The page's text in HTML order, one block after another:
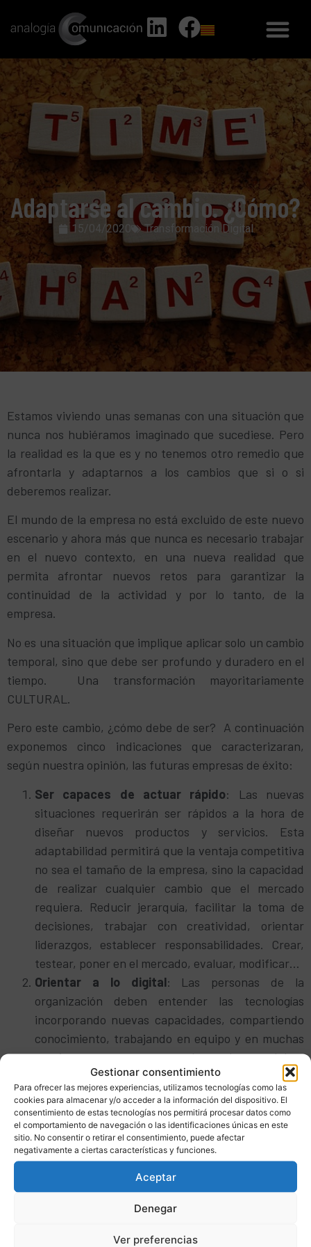
Gestionar consentimiento
Para ofrecer las mejores experiencias, utilizamos tecnologías como las
cookies para almacenar y/o acceder a la información del dispositivo. El
consentimiento de estas tecnologías nos permitirá procesar datos como
el comportamiento de navegación o las identificaciones únicas en este
sitio. No consentir o retirar el consentimiento, puede afectar
negativamente a ciertas características y funciones.
Aceptar
Denegar
Ver preferencias
Adaptarse al cambio. ¿Cómo?
15/04/2020 Transformación Digital
Estamos viviendo unas semanas con una situación que
nunca nos hubiéramos imaginado que sucediese. Pero
la realidad es la que es y no tenemos otro remedio que
afrontarla y adaptarnos a los cambios que si o si
deberemos realizar.
El mundo de la empresa no está excluido de este nuevo
escenario y ahora más que nunca es necesario trabajar
en el nuevo contexto, en una nueva realidad que
permita afrontar nuevos retos para garantizar la
continuidad de la actividad y por lo tanto, de la
empresa.
No es una situación que implique aplicar solo un cambio
temporal, sino que debe ser profundo y duradero en el
tiempo. Una transformación mayoritariamente
CULTURAL.
Pero este cambio, ¿cómo debe de ser? A continuación
exponemos cinco indicaciones que caracterizaran,
según nuestra opinión, las futuras empresas de éxito:
Ser capaces de actuar rápido: Las nuevas
situaciones requerirán ser rápidos a la hora de
diseñar nuevos productos y servicios. Esta
adaptabilidad permitirá que la ventaja competitiva
no sea el tamaño de la empresa, sino la capacidad
de realizar cualquier cambio que el mercado
requiera. Reducir jerarquía, facilitar la toma de
decisiones, trabajar con creatividad, orientar
liderazgos, establecer responsabilidades. Crear,
testear, poner en el mercado, evaluar, modificar…
Orientar a lo digital: Las personas de la
organización deben entender las tecnologías
incorporando nuevas capacidades, compartiendo
conocimiento, trabajando en equipo y en muchas
ocasiones, en remoto. Los datos deben
convertirse en un aliado para aumentar la
productividad. Hay que estar al tanto de las
nuevas tecnologías y nuevos modelos de negocios.
Saber navegar en un entorno inestable:Hay que
estar preparados para cambios frecuentes,
rápidos e incluso inesperados y adaptarse al
momento. Es necesario poder gestionar, sin dejar
de actuar, sin parar. Fomentar la iniciativa, la